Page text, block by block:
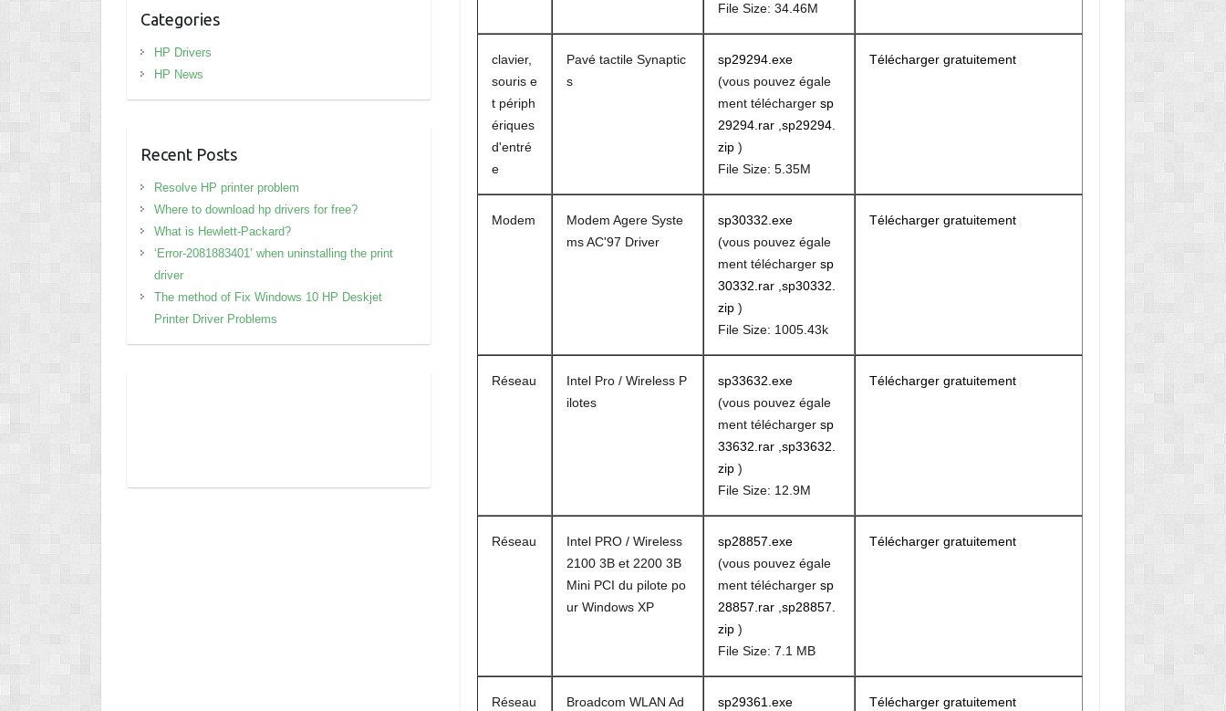
File Size: 34.46M
clavier,
souris e
t périph
ériques
d'entré
e
Pavé tactile Synaptic
s
sp29294.exe
(vous pouvez égale
ment télécharger sp
29294.rar,sp29294.
zip)
File Size: 5.35M
Télécharger gratuitement
Modem
Modem Agere Syste
ms AC'97 Driver
sp30332.exe
(vous pouvez égale
ment télécharger sp
30332.rar,sp30332.
zip)
File Size: 1005.43k
Télécharger gratuitement
Réseau
Intel Pro / Wireless P
ilotes
sp33632.exe
(vous pouvez égale
ment télécharger sp
33632.rar,sp33632.
zip)
File Size: 12.9M
Télécharger gratuitement
Réseau
Intel PRO / Wireless
2100 3B et 2200 3B
Mini PCI du pilote po
ur Windows XP
sp28857.exe
(vous pouvez égale
ment télécharger sp
28857.rar,sp28857.
zip)
File Size: 7.1 MB
Télécharger gratuitement
Réseau
Broadcom WLAN Ad
sp29361.exe
Télécharger gratuitement
Categories
HP Drivers
HP News
Recent Posts
Resolve HP printer problem
Where to download hp drivers for free?
What is Hewlett-Packard?
‘Error-2081883401’ when uninstalling the print
driver
The method of Fix Windows 10 HP Deskjet
Printer Driver Problems